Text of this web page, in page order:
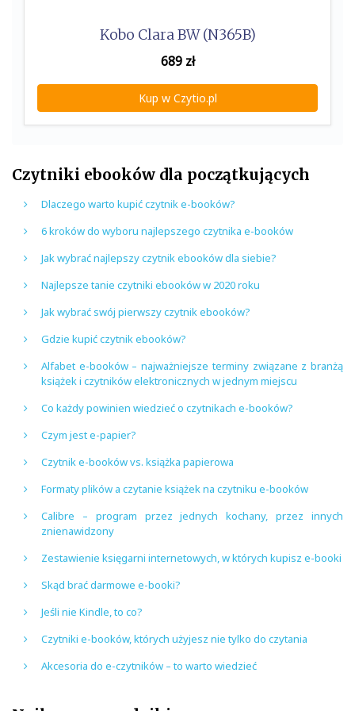
Kobo Clara BW (N365B)
689zł
Kup w Czytio.pl
Czytniki ebooków dla początkujących
Dlaczego warto kupić czytnik e-booków?
6 kroków do wyboru najlepszego czytnika e-booków
Jak wybrać najlepszy czytnik ebooków dla siebie?
Najlepsze tanie czytniki ebooków w 2020 roku
Jak wybrać swój pierwszy czytnik ebooków?
Gdzie kupić czytnik ebooków?
Alfabet e-booków – najważniejsze terminy związane z branżą
książek i czytników elektronicznych w jednym miejscu
Co każdy powinien wiedzieć o czytnikach e-booków?
Czym jest e-papier?
Czytnik e-booków vs. książka papierowa
Formaty plików a czytanie książek na czytniku e-booków
Calibre – program przez jednych kochany, przez innych
znienawidzony
Zestawienie księgarni internetowych, w których kupisz e-booki
Skąd brać darmowe e-booki?
Jeśli nie Kindle, to co?
Czytniki e-booków, których użyjesz nie tylko do czytania
Akcesoria do e-czytników – to warto wiedzieć